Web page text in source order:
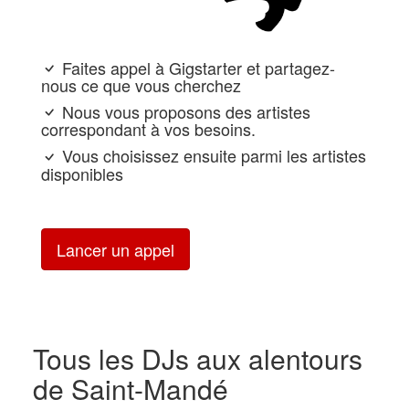
Faites appel à Gigstarter et partagez-
nous ce que vous cherchez
Nous vous proposons des artistes
correspondant à vos besoins.
Vous choisissez ensuite parmi les artistes
disponibles
Lancer un appel
Tous les DJs aux alentours
de Saint-Mandé